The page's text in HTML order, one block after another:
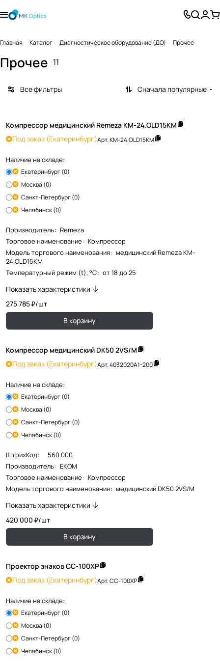
Главная Каталог Диагностическое оборудование (ДО) Прочее
Прочее 11
Все фильтры Сначала популярные
Компрессор медицинский Remeza KM-24.OLD15КМ
Под заказ (Екатеринбург)Арт.KM-24.OLD15КМ
Наличие на складе:
Екатеринбург (0)
Москва (0)
Санкт-Петербург (0)
Челябинск (0)
Производитель: Remeza
Торговое наименование: Компрессор
Модель торгового наименования: медицинский Remeza KM-
24.OLD15КМ
Температурный режим (t), °С: от 18 до 25
Показать характеристики
275 785 ₽/шт
В корзину
Компрессор медицинский DK50 2VS/M
Под заказ (Екатеринбург)Арт.4032020А1-200
Наличие на складе:
Екатеринбург (0)
Москва (0)
Санкт-Петербург (0)
Челябинск (0)
ШтрихКод:
560 000
Производитель: EKOM
Торговое наименование: Компрессор
Модель торгового наименования: медицинский DK50 2VS/M
Показать характеристики
420 000 ₽/шт
В корзину
Проектор знаков СС-100ХР
Под заказ (Екатеринбург)Арт.СС-100ХР
Наличие на складе:
Екатеринбург (0)
Москва (0)
Санкт-Петербург (0)
Челябинск (0)